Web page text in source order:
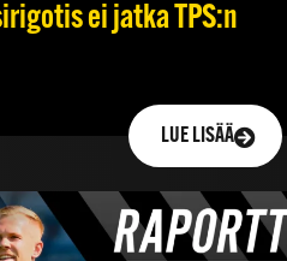
ei jatka TPS:n
LUE LISÄÄ